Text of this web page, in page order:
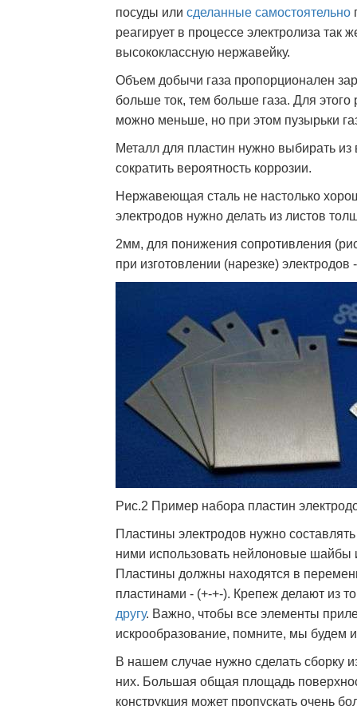
посуды или сделанные самостоятельно
реагирует в процессе электролиза так
высококлассную нержавейку.
Объем добычи газа пропорционален
больше ток, тем больше газа. Для
можно меньше, но при этом пузырьки
Металл для пластин нужно выбирать
сократить вероятность коррозии.
Нержавеющая сталь не настолько
электродов нужно делать из листов
2мм, для понижения сопротивления
при изготовлении (нарезке) электродов
Рис.2 Пример набора пластин
Пластины электродов нужно
ними использовать нейлоновые шайбы
Пластины должны находятся в
пластинами - (+-+-). Крепеж делают из
другу. Важно, чтобы все элементы
искрообразование, помните, мы будем
В нашем случае нужно сделать сборку
них. Большая общая площадь
конструкция может пропускать очень